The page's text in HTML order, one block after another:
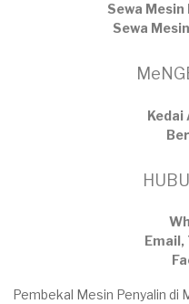
Sewa
Sewa
Kedai
Email,
Pembekal Mesin Penyalin di